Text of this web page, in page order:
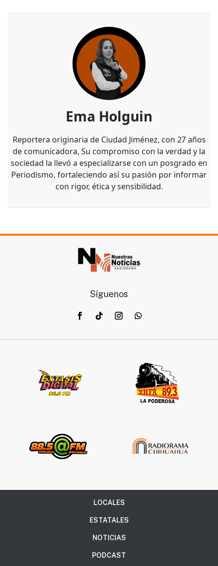
Ema Holguin
Reportera originaria de Ciudad Jiménez, con 27 años
de comunicadora, Su compromiso con la verdad y la
sociedad la llevó a especializarse con un posgrado en
Periodismo, fortaleciendo así su pasión por informar
con rigor, ética y sensibilidad.
Síguenos
LOCALES
ESTATALES
NOTICIAS
PODCAST